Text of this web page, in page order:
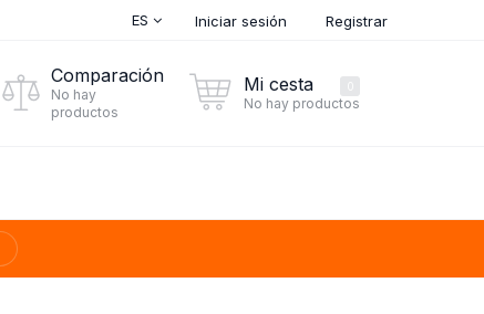
ES Iniciar sesión Registrar
Comparación
No hay
productos
Mi cesta
No hay productos